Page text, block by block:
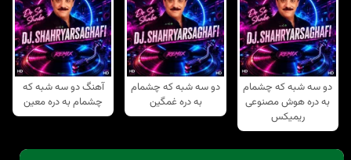
دو سه شبه که چشمام
به دره هوش مصنوعی
ریمیکس
دو سه شبه که چشمام
به دره غمگین
آهنگ دو سه شبه که
چشمام به دره معین